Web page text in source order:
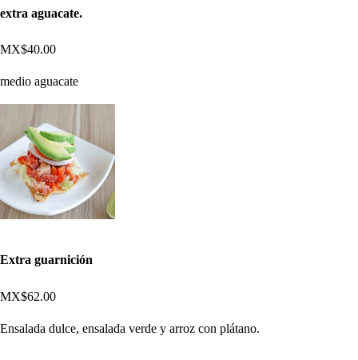
extra aguacate.
MX$40.00
medio aguacate
Extra guarnición
MX$62.00
Ensalada dulce, ensalada verde y arroz con plátano.